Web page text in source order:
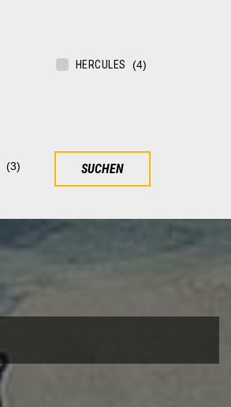
EMERGENCY
Teleskoplader für das militär, den
HERCULES
SUCHEN